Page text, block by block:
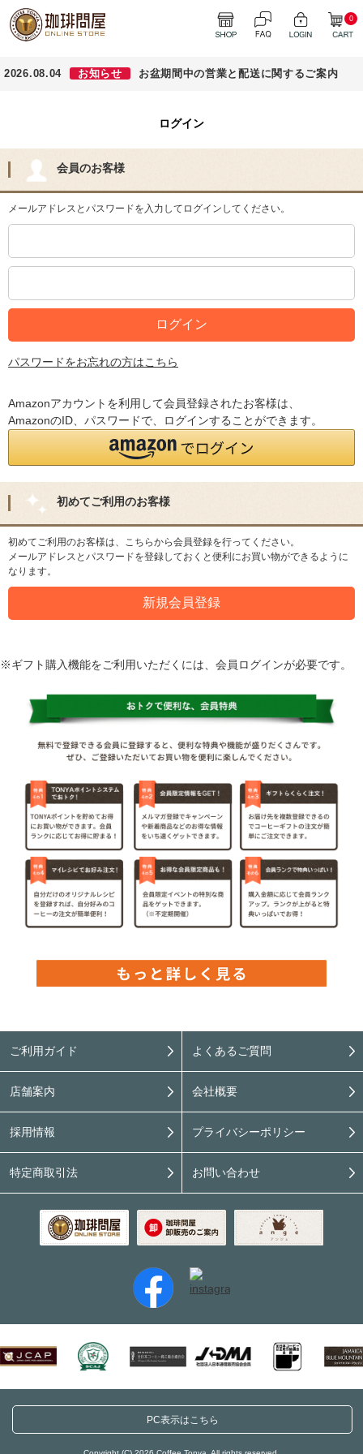
0
2026.08.04 お知らせ お盆期間中の営業と配送に関するご案内
ログイン
会員のお客様
メールアドレスとパスワードを入力してログインしてください。
パスワードをお忘れの方はこちら
Amazonアカウントを利用して会員登録されたお客様は、
AmazonのID、パスワードで、ログインすることができます。
初めてご利用のお客様
初めてご利用のお客様は、こちらから会員登録を行ってください。
メールアドレスとパスワードを登録しておくと便利にお買い物ができるように
なります。
※ギフト購入機能をご利用いただくには、会員ログインが必要です。
ご利用ガイド よくあるご質問
店舗案内 会社概要
採用情報 プライバシーポリシー
特定商取引法 お問い合わせ
PC表示はこちら